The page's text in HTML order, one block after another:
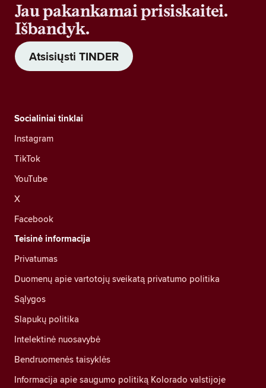
Jau pakankamai prisiskaitei.
Išbandyk.
Atsisiųsti TINDER
Socialiniai tinklai
Instagram
TikTok
YouTube
X
Facebook
Teisinė informacija
Privatumas
Duomenų apie vartotojų sveikatą privatumo politika
Sąlygos
Slapukų politika
Intelektinė nuosavybė
Bendruomenės taisyklės
Informacija apie saugumo politiką Kolorado valstijoje